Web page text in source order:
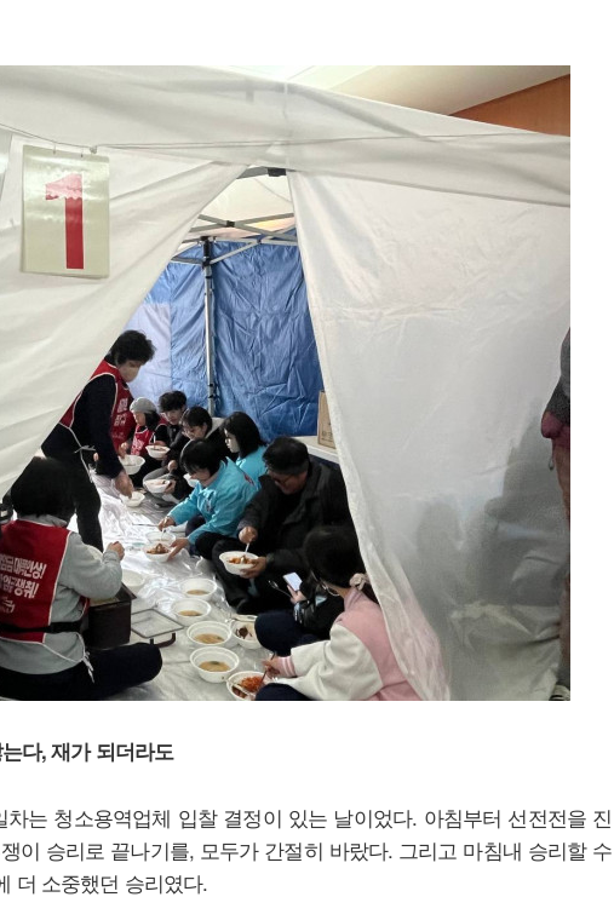
다, 재가 되더라도
차는 청소용역업체 입찰 결정이 있는 날이었다. 아침부터 선전전을 진
이 승리로 끝나기를, 모두가 간절히 바랐다. 그리고 마침내 승리할 수
더 소중했던 승리였다.